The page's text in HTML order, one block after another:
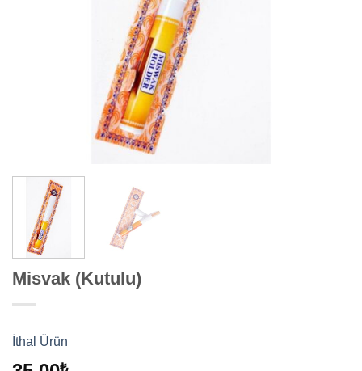
Misvak (Kutulu)
İthal Ürün